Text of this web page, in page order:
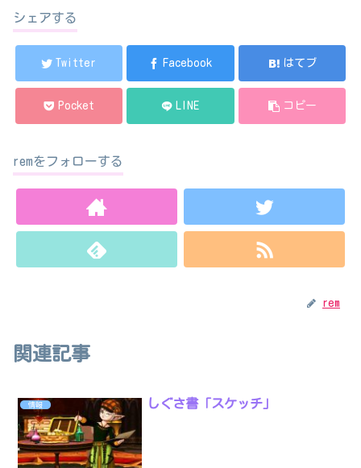
シェアする
Twitter Facebook はてブ
Pocket LINE コピー
remをフォローする
rem
関連記事
情報 しぐさ書「スケッチ」